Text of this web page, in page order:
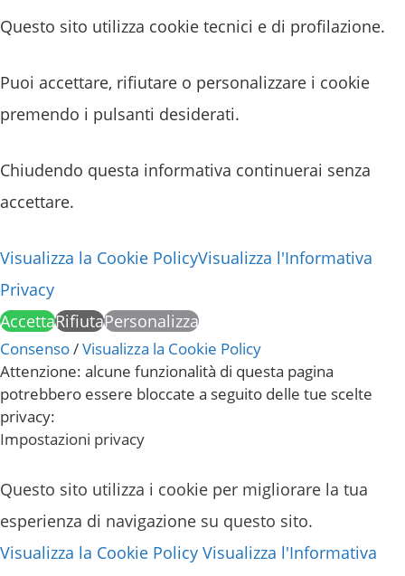
Questo sito utilizza cookie tecnici e di profilazione.
Puoi accettare, rifiutare o personalizzare i cookie
premendo i pulsanti desiderati.
Chiudendo questa informativa continuerai senza
accettare.
Visualizza la Cookie PolicyVisualizza l'Informativa
Privacy
AccettaRifiutaPersonalizza
Consenso/Visualizza la Cookie Policy
Attenzione: alcune funzionalità di questa pagina
potrebbero essere bloccate a seguito delle tue scelte
privacy:
Impostazioni privacy
Questo sito utilizza i cookie per migliorare la tua
esperienza di navigazione su questo sito.
Visualizza la Cookie Policy Visualizza l'Informativa